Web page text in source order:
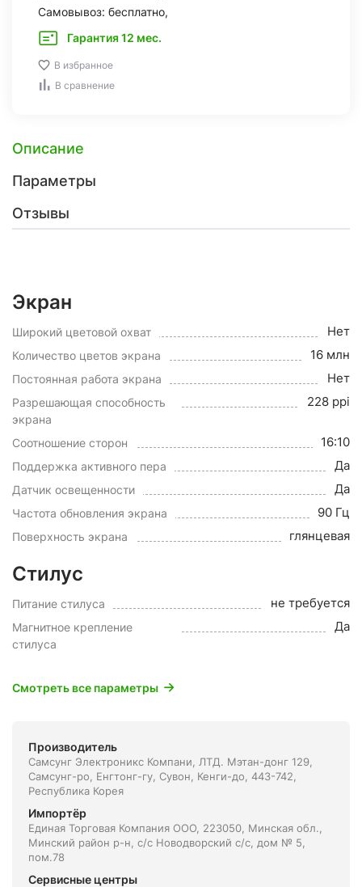
Самовывоз: бесплатно,
Гарантия 12 мес.
В избранное
В сравнение
Описание
Параметры
Отзывы
Экран
Широкий цветовой охват Нет
Количество цветов экрана 16 млн
Постоянная работа экрана Нет
Разрешающая способность
экрана
228 ppi
Соотношение сторон 16:10
Поддержка активного пера Да
Датчик освещенности Да
Частота обновления экрана 90 Гц
Поверхность экрана глянцевая
Стилус
Питание стилуса не требуется
Магнитное крепление
стилуса
Да
Смотреть все параметры
Производитель
Самсунг Электроникс Компани, ЛТД. Мэтан-донг 129,
Самсунг-ро, Енгтонг-гу, Сувон, Кенги-до, 443-742,
Республика Корея
Импортёр
Единая Торговая Компания ООО, 223050, Минская обл.,
Минский район р-н, с/с Новодворский с/с, дом № 5,
пом.78
Сервисные центры